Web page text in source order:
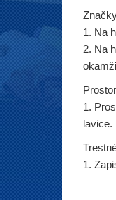
1. Na
2. Na
1.
lavice.
1.